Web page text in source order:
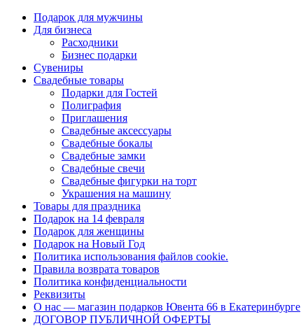
Подарок для мужчины
Для бизнеса
Расходники
Бизнес подарки
Сувениры
Свадебные товары
Подарки для Гостей
Полиграфия
Приглашения
Свадебные аксессуары
Свадебные бокалы
Свадебные замки
Свадебные свечи
Свадебные фигурки на торт
Украшения на машину
Товары для праздника
Подарок на 14 февраля
Подарок для женщины
Подарок на Новый Год
Политика использования файлов cookie.
Правила возврата товаров
Политика конфиденциальности
Реквизиты
О нас — магазин подарков Ювента 66 в Екатеринбурге
ДОГОВОР ПУБЛИЧНОЙ ОФЕРТЫ